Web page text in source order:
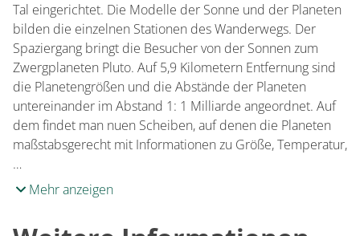
Tal eingerichtet. Die Modelle der Sonne und der Planeten
bilden die einzelnen Stationen des Wanderwegs. Der
Spaziergang bringt die Besucher von der Sonnen zum
Zwergplaneten Pluto. Auf 5,9 Kilometern Entfernung sind
die Planetengrößen und die Abstände der Planeten
untereinander im Abstand 1: 1 Milliarde angeordnet. Auf
dem findet man nuen Scheiben, auf denen die Planeten
maßstabsgerecht mit Informationen zu Größe, Temperatur,
…
Mehr anzeigen